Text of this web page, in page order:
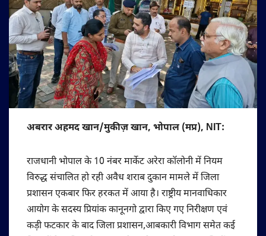
अबरार अहमद खान/मुकीज़ खान, भोपाल (मप्र), NIT:
राजधानी भोपाल के 10 नंबर मार्केट अरेरा कॉलोनी में नियम
विरुद्ध संचालित हो रही अवैध शराब दुकान मामले में जिला
प्रशासन‌ एकबार फिर हरकत में आया है। राष्ट्रीय मानवाधिकार
आयोग के सदस्य प्रियांक कानूनगो द्वारा किए गए निरीक्षण एवं
कड़ी फटकार के बाद जिला प्रशासन,आबकारी विभाग समेत कई